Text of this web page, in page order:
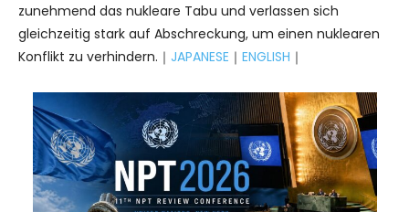
zunehmend das nukleare Tabu und verlassen sich
gleichzeitig stark auf Abschreckung, um einen nuklearen
Konflikt zu verhindern.｜ JAPANESE ｜ ENGLISH ｜